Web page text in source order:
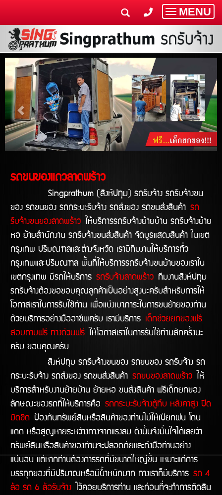
Toggle
MENU
รถขนของแถวลาดพร้าว
Singprathum (สิงห์ปทุม) รถรับจ้าง รถรับจ้างขน
ของ รถขนของ รถกระบะรับจ้าง รถส่งของ รถขนส่งสินค้า รถ
รับจ้างขนของลาดพร้าว ให้บริการรถรับจ้างย้ายบ้าน รถรับจ้างย้าย
หอ ย้ายสำนักงาน รถรับจ้างขนส่งสินค้า จัดบูธแสดงสินค้า ในเขต
กรุงเทพ ปริมณฑลและต่างจังหวัด เรามีทีมงานให้บริการทั่ว
กรุงเทพและปริมณฑล พื้นที่ให้บริการรถรับจ้างขนย้ายของเราใน
เขตกรุงเทพ มีรถให้บริการ รถรับจ้างลาดพร้าว ทีมงานสิงห์ปทุม
รถรับจ้างต้องขอขอบคุณลูกค้าเป็นอย่างสูงนะครับสำหรับการให้
โอกาสเราในการรับใช้ท่าน เพื่อแบ่งเบาภาระในการขนย้ายของท่าน
ด้วยบริการอย่างมืออาชีพครับ เรามีบริการ
เด็กช่วยยกของฟรี
สอบถามฟรี ทางด่วนฟรี ให้โอกาสเราในการรับใช้ท่านสักครั้งนะ
ครับ ขอบคุณครับ
สิงห์ปทุม รถรับจ้างขนของ รถขนของ รถรับจ้าง รถ
กระบะรับจ้าง รถส่งของ รถขนส่งสินค้า รถขนของลาดพร้าว ให้
บริการสำหรับงานย้ายบ้าน ย้ายหอ ขนส่งสินค้า ฟรีเด็กยกของ
ลักษณะของรถที่ให้บริการคือ รถกระบะรับจ้างตู้ทึบ หลังคาสูง ปิด
มิดชิด ป้องกันทรัพย์สินหรือสินค้าของท่านไม่ให้เปียกฝน โดน
แดด หรือสูญหายระหว่างทางจากแรงลม ดังนั้นจึงมั่นใจได้เลยว่า
ทรัพย์สินหรือสินค้าของท่านจะปลอดภัยและถึงมือท่านอย่าง
แน่นอน แต่หากท่านต้องการรถที่มีขนาดใหญ่ขึ้น เหมาะแก่การ
บรรทุกของที่มีปริมาณหรือมีน้ำหนักมาก ทางเราก็มีบริการ รถ 4
ล้อ รถ 6 ล้อรับจ้าง ไว้คอยบริการท่าน และก่อนที่จะทำการตัดสิน